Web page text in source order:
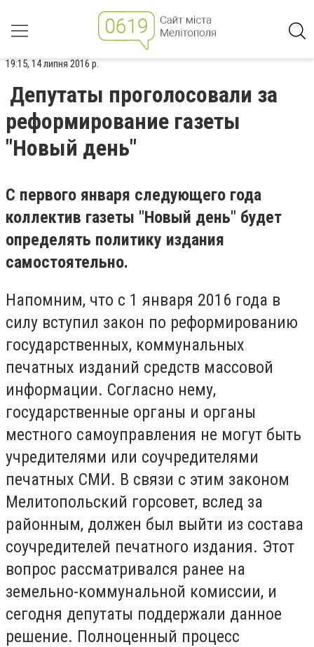
19:15, 14 липня 2016 р.
Депутаты проголосовали за
реформирование газеты
"Новый день"
С первого января следующего года
коллектив газеты "Новый день" будет
определять политику издания
самостоятельно.
Напомним, что с 1 января 2016 года в
силу вступил закон по реформированию
государственных, коммунальных
печатных изданий средств массовой
информации. Согласно нему,
государственные органы и органы
местного самоуправления не могут быть
учредителями или соучредителями
печатных СМИ. В связи с этим законом
Мелитопольский горсовет, вслед за
районным, должен был выйти из состава
соучредителей печатного издания. Этот
вопрос рассматривался ранее на
земельно-коммунальной комиссии, и
сегодня депутаты поддержали данное
решение. Полноценный процесс